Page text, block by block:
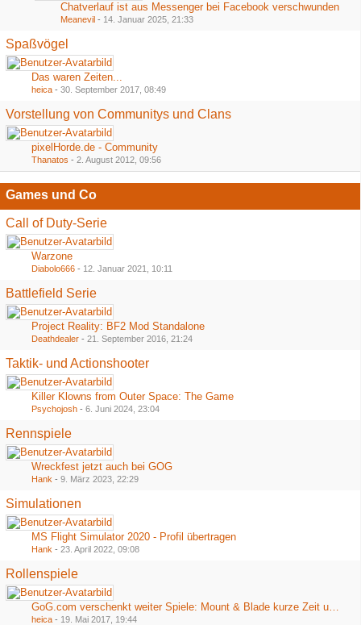
Chatverlauf ist aus Messenger bei Facebook verschwunden
Meanevil - 14. Januar 2025, 21:33
Spaßvögel
Das waren Zeiten...
heica - 30. September 2017, 08:49
Vorstellung von Communitys und Clans
pixelHorde.de - Community
Thanatos - 2. August 2012, 09:56
Games und Co
Call of Duty-Serie
Warzone
Diabolo666 - 12. Januar 2021, 10:11
Battlefield Serie
Project Reality: BF2 Mod Standalone
Deathdealer - 21. September 2016, 21:24
Taktik- und Actionshooter
Killer Klowns from Outer Space: The Game
Psychojosh - 6. Juni 2024, 23:04
Rennspiele
Wreckfest jetzt auch bei GOG
Hank - 9. März 2023, 22:29
Simulationen
MS Flight Simulator 2020 - Profil übertragen
Hank - 23. April 2022, 09:08
Rollenspiele
GoG.com verschenkt weiter Spiele: Mount & Blade kurze Zeit umsonst
heica - 19. Mai 2017, 19:44